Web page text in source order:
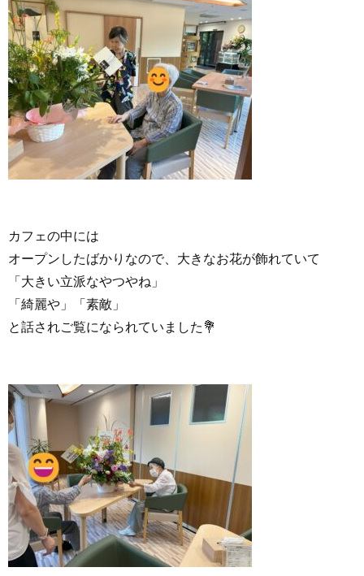
カフェの中には
オープンしたばかりなので、大きなお花が飾れていて
「大きい立派なやつやね」
「綺麗や」「素敵」
と話されご覧になられていました💐